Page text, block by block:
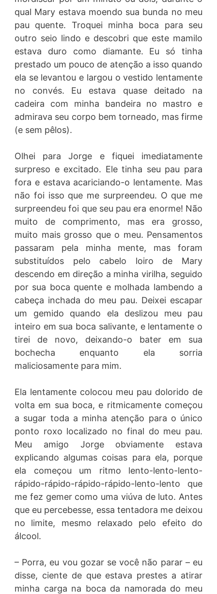
qual Mary estava moendo sua bunda no meu
pau quente. Troquei minha boca para seu
outro seio lindo e descobri que este mamilo
estava duro como diamante. Eu só tinha
prestado um pouco de atenção a isso quando
ela se levantou e largou o vestido lentamente
no convés. Eu estava quase deitado na
cadeira com minha bandeira no mastro e
admirava seu corpo bem torneado, mas firme
(e sem pêlos).
Olhei para Jorge e fiquei imediatamente
surpreso e excitado. Ele tinha seu pau para
fora e estava acariciando-o lentamente. Mas
não foi isso que me surpreendeu. O que me
surpreendeu foi que seu pau era enorme! Não
muito de comprimento, mas era grosso,
muito mais grosso que o meu. Pensamentos
passaram pela minha mente, mas foram
substituídos pelo cabelo loiro de Mary
descendo em direção a minha virilha, seguido
por sua boca quente e molhada lambendo a
cabeça inchada do meu pau. Deixei escapar
um gemido quando ela deslizou meu pau
inteiro em sua boca salivante, e lentamente o
tirei de novo, deixando-o bater em sua
bochecha enquanto ela sorria
maliciosamente para mim.
Ela lentamente colocou meu pau dolorido de
volta em sua boca, e ritmicamente começou
a sugar toda a minha atenção para o único
ponto roxo localizado no final do meu pau.
Meu amigo Jorge obviamente estava
explicando algumas coisas para ela, porque
ela começou um ritmo lento-lento-lento-
rápido-rápido-rápido-rápido-lento-lento que
me fez gemer como uma viúva de luto. Antes
que eu percebesse, essa tentadora me deixou
no limite, mesmo relaxado pelo efeito do
álcool.
– Porra, eu vou gozar se você não parar – eu
disse, ciente de que estava prestes a atirar
minha carga na boca da namorada do meu